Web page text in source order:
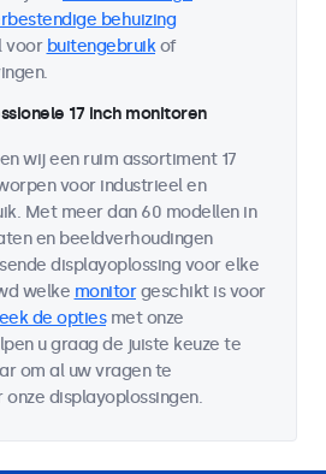
behuizing
voor buitengebruikof
17 inch monitoren
wij een ruim assortiment 17
voor industrieel en
Met meer dan 60 modellen in
en beeldverhoudingen
displayoplossing voor elke
welke monitorgeschikt is voor
de optiesmet onze
u graag de juiste keuze te
om al uw vragen te
displayoplossingen.